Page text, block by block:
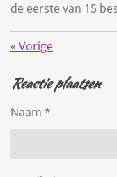
de eerste van 15
« Vorige
Reactie plaatsen
Naam *